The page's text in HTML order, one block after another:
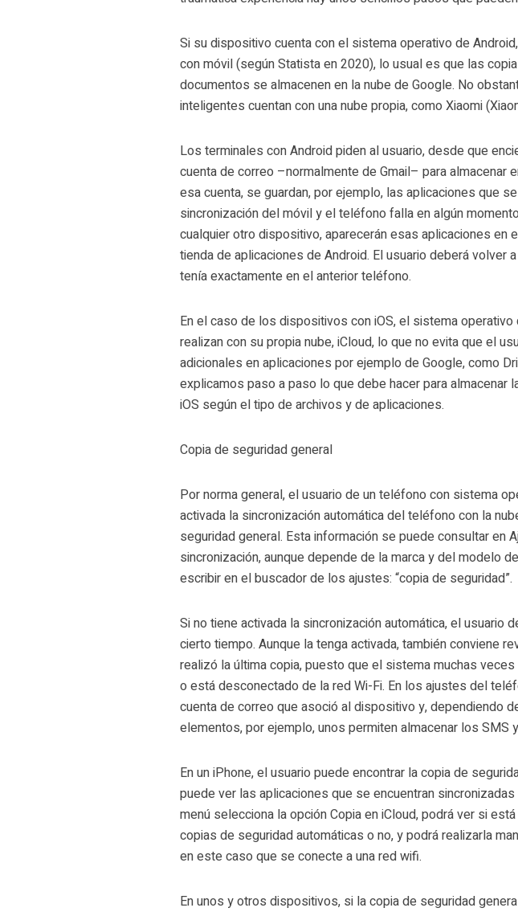
Si su dispositivo cuenta con el sistema operativo de
con móvil (según Statista en 2020), lo usual es que las
documentos se almacenen en la nube de Google. No
inteligentes cuentan con una nube propia, como Xiaomi
Los terminales con Android piden al usuario, desde que
cuenta de correo –normalmente de Gmail– para almacenar
esa cuenta, se guardan, por ejemplo, las aplicaciones que
sincronización del móvil y el teléfono falla en algún
cualquier otro dispositivo, aparecerán esas aplicaciones en
tienda de aplicaciones de Android. El usuario deberá volver
tenía exactamente en el anterior teléfono.
En el caso de los dispositivos con iOS, el sistema
realizan con su propia nube, iCloud, lo que no evita que el
adicionales en aplicaciones por ejemplo de Google, como
explicamos paso a paso lo que debe hacer para almacenar
iOS según el tipo de archivos y de aplicaciones.
Copia de seguridad general
Por norma general, el usuario de un teléfono con sistema
activada la sincronización automática del teléfono con la
seguridad general. Esta información se puede consultar en
sincronización, aunque depende de la marca y del modelo
escribir en el buscador de los ajustes: “copia de seguridad”.
Si no tiene activada la sincronización automática, el usuario
cierto tiempo. Aunque la tenga activada, también conviene
realizó la última copia, puesto que el sistema muchas
o está desconectado de la red Wi-Fi. En los ajustes del
cuenta de correo que asoció al dispositivo y, dependiendo
elementos, por ejemplo, unos permiten almacenar los SMS
En un iPhone, el usuario puede encontrar la copia de
puede ver las aplicaciones que se encuentran
menú selecciona la opción Copia en iCloud, podrá ver si
copias de seguridad automáticas o no, y podrá realizarla
en este caso que se conecte a una red wifi.
En unos y otros dispositivos, si la copia de seguridad